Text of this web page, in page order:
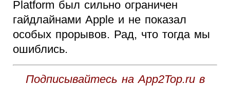
Platform был сильно ограничен
гайдлайнами Apple и не показал
особых прорывов. Рад, что тогда мы
ошиблись.
Подписывайтесь на App2Top.ru в